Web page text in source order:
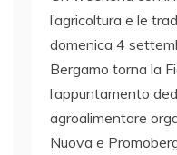
l’agricoltura e le
domenica 4
Bergamo torna la
l’appuntamento
agroalimentare
Nuova e